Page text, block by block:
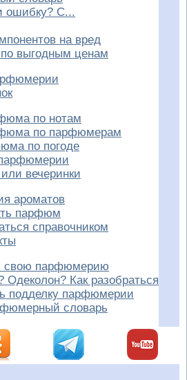
ошибку? С...
на вред
выгодным ценам
по нотам
по парфюмерам
по погоде
вечеринки
ароматов
парфюм
справочником
свою парфюмерию
Одеколон? Как разобраться
подделку парфюмерии
словарь